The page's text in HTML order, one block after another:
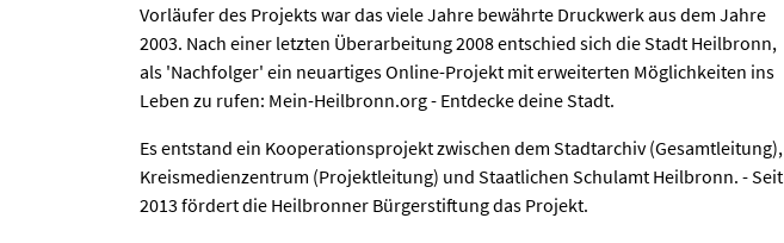
Vorläufer des Projekts war das viele Jahre bewährte Druckwerk aus dem Jahre
2003. Nach einer letzten Überarbeitung 2008 entschied sich die Stadt Heilbronn,
als 'Nachfolger' ein neuartiges Online-Projekt mit erweiterten Möglichkeiten ins
Leben zu rufen: Mein-Heilbronn.org - Entdecke deine Stadt.
Es entstand ein Kooperationsprojekt zwischen dem Stadtarchiv (Gesamtleitung),
Kreismedienzentrum (Projektleitung) und Staatlichen Schulamt Heilbronn. - Seit
2013 fördert die Heilbronner Bürgerstiftung das Projekt.